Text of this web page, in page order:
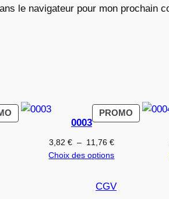
le navigateur pour mon prochain
PRODUIT
EN
PROMOTION
PROMO
EN
0003
3,82 € – 11,76 €Plage
de
3,82 €
à
Choix des options
CGV